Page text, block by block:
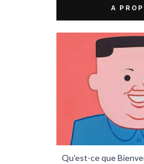
A
Qu'est-ce que